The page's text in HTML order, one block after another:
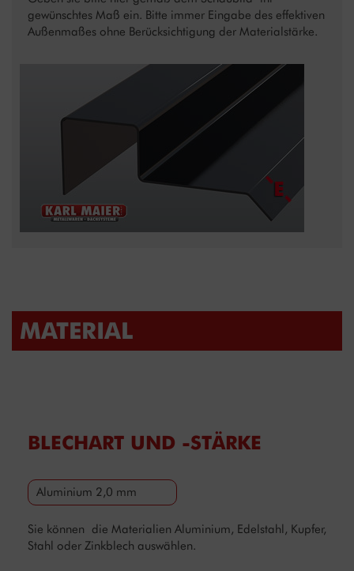
gewünschtes Maß ein. Bitte immer Eingabe des effektiven
Außenmaßes ohne Berücksichtigung der Materialstärke.
MATERIAL
BLECHART UND -STÄRKE
Aluminium 2,0 mm
Sie können die Materialien Aluminium, Edelstahl, Kupfer,
Stahl oder Zinkblech auswählen.